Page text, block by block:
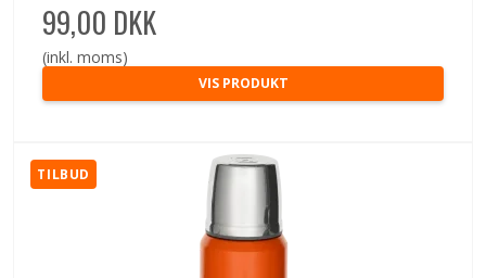
99,00 DKK
(inkl. moms)
VIS PRODUKT
TILBUD